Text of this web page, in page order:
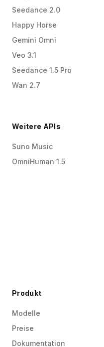
Seedance 2.0
Happy Horse
Gemini Omni
Veo 3.1
Seedance 1.5 Pro
Wan 2.7
Weitere APIs
Suno Music
OmniHuman 1.5
Produkt
Modelle
Preise
Dokumentation